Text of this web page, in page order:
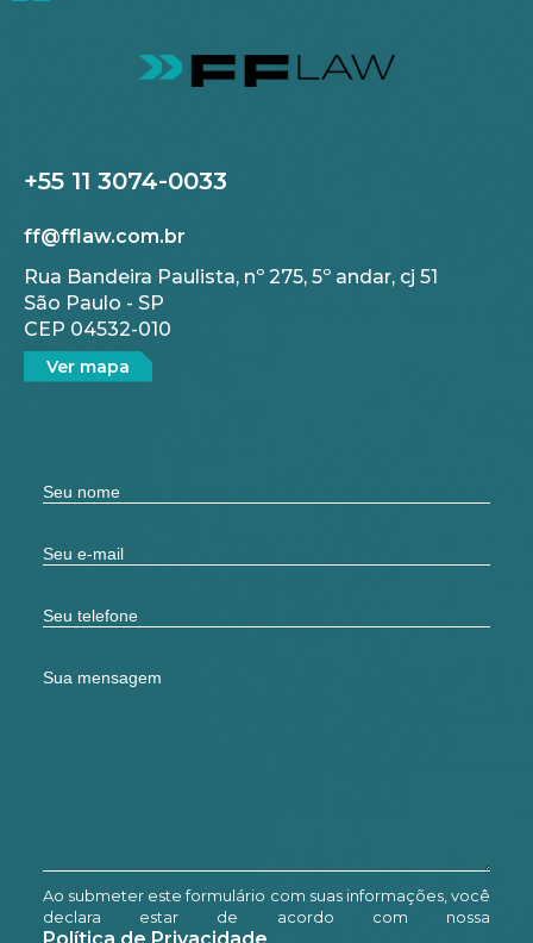
+55 11 3074-0033
ff@fflaw.com.br
Rua Bandeira Paulista, nº 275, 5º andar, cj 51
São Paulo - SP
CEP 04532-010
Ver mapa
Ao submeter este formulário com suas informações, você
declara estar de acordo com nossa
Política de Privacidade